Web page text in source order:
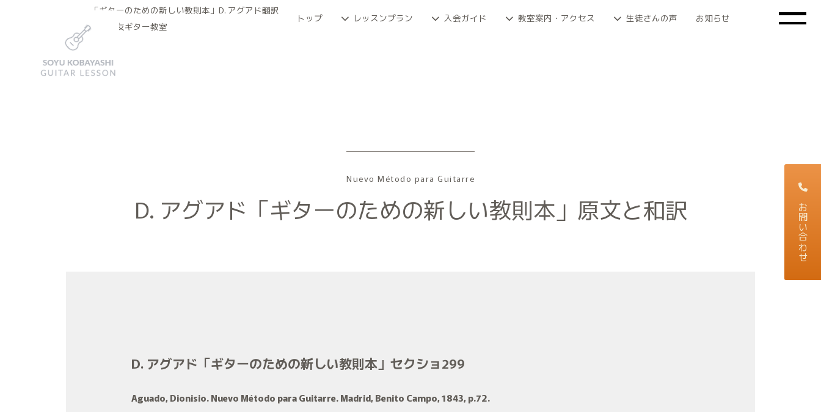
「ギターのための新しい教則本」D. アグアド翻訳
小林荘友ギター教室
トップ レッスンプラン 入会ガイド 教室案内・アクセス 生徒さんの声 お知らせ
お問い合わせ
D. アグアド「ギターのための新しい教則本」原文と和訳
Nuevo Método para Guitarre
D. アグアド「ギターのための新しい教則本」セクショ299
Aguado, Dionisio.Nuevo Método para Guitarre. Madrid, Benito Campo, 1843, p.72.